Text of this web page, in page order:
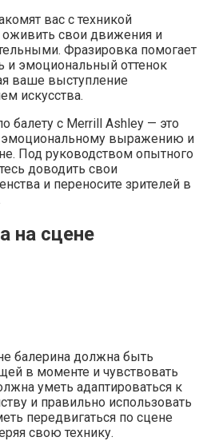
вас с техникой
свои движения и
Фразировка помогает
и эмоциональный оттенок
ваше выступление
искусства.
балету с Merrill Ashley — это
выражению и
Под руководством опытного
доводить свои
и переносите зрителей в
на сцене
балерина должна быть
в моменте и чувствовать
уметь адаптироваться к
и правильно использовать
передвигаться по сцене
свою технику.